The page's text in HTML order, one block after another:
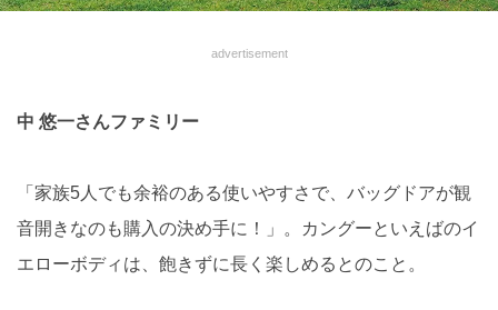
advertisement
中 悠一さんファミリー
「家族5人でも余裕のある使いやすさで、バッグドアが観
音開きなのも購入の決め手に！」。カングーといえばのイ
エローボディは、飽きずに長く楽しめるとのこと。